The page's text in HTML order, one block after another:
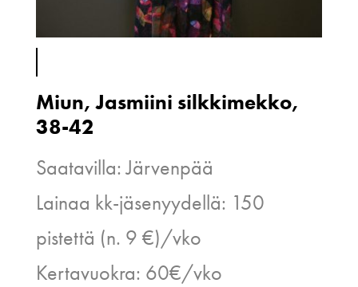
Miun, Jasmiini silkkimekko,
38-42
Saatavilla: Järvenpää
Lainaa kk-jäsenyydellä: 150
pistettä (n. 9 €)/vko
Kertavuokra: 60€/vko